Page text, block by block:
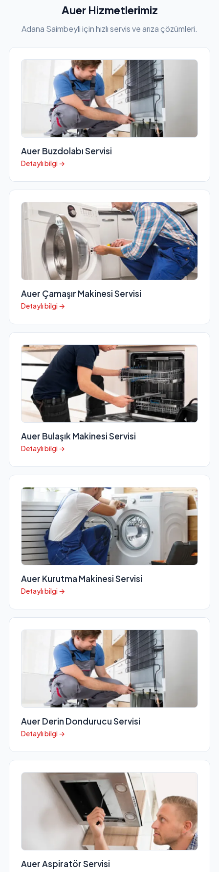
Auer Hizmetlerimiz
Adana Saimbeyli için hızlı servis ve arıza çözümleri.
Auer Buzdolabı Servisi
Detaylı bilgi →
Auer Çamaşır Makinesi Servisi
Detaylı bilgi →
Auer Bulaşık Makinesi Servisi
Detaylı bilgi →
Auer Kurutma Makinesi Servisi
Detaylı bilgi →
Auer Derin Dondurucu Servisi
Detaylı bilgi →
Auer Aspiratör Servisi